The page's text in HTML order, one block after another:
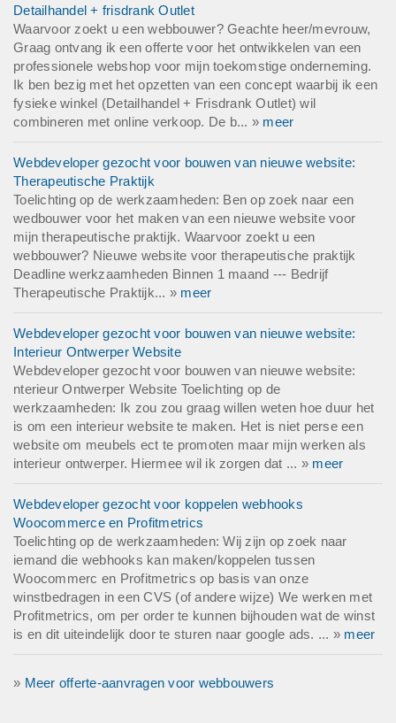
Detailhandel + frisdrank Outlet
Waarvoor zoekt u een webbouwer? Geachte heer/mevrouw,
Graag ontvang ik een offerte voor het ontwikkelen van een
professionele webshop voor mijn toekomstige onderneming.
Ik ben bezig met het opzetten van een concept waarbij ik een
fysieke winkel (Detailhandel + Frisdrank Outlet) wil
combineren met online verkoop. De b... » meer
Webdeveloper gezocht voor bouwen van nieuwe website:
Therapeutische Praktijk
Toelichting op de werkzaamheden: Ben op zoek naar een
wedbouwer voor het maken van een nieuwe website voor
mijn therapeutische praktijk. Waarvoor zoekt u een
webbouwer? Nieuwe website voor therapeutische praktijk
Deadline werkzaamheden Binnen 1 maand --- Bedrijf
Therapeutische Praktijk... » meer
Webdeveloper gezocht voor bouwen van nieuwe website:
Interieur Ontwerper Website
Webdeveloper gezocht voor bouwen van nieuwe website:
nterieur Ontwerper Website Toelichting op de
werkzaamheden: Ik zou zou graag willen weten hoe duur het
is om een interieur website te maken. Het is niet perse een
website om meubels ect te promoten maar mijn werken als
interieur ontwerper. Hiermee wil ik zorgen dat ... » meer
Webdeveloper gezocht voor koppelen webhooks
Woocommerce en Profitmetrics
Toelichting op de werkzaamheden: Wij zijn op zoek naar
iemand die webhooks kan maken/koppelen tussen
Woocommerc en Profitmetrics op basis van onze
winstbedragen in een CVS (of andere wijze) We werken met
Profitmetrics, om per order te kunnen bijhouden wat de winst
is en dit uiteindelijk door te sturen naar google ads. ... » meer
» Meer offerte-aanvragen voor webbouwers